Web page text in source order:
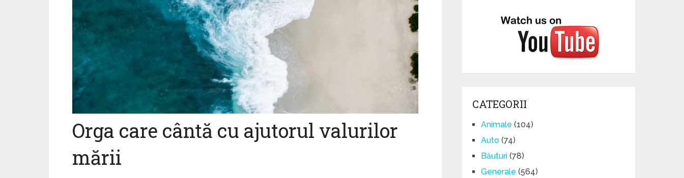
Orga care cântă cu ajutorul valurilor
mării
CATEGORII
Animale (104)
Auto (74)
Băuturi (78)
Generale (564)